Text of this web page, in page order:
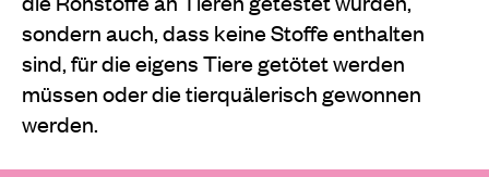
sondern auch, dass keine Stoffe enthalten
sind, für die eigens Tiere getötet werden
müssen oder die tierquälerisch gewonnen
werden.